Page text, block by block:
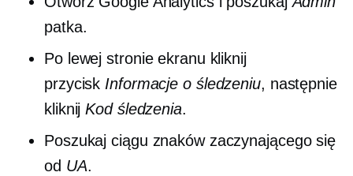
patka.
Po lewej stronie ekranu kliknij
przyciskInformacje o śledzeniu, następnie
kliknijKod śledzenia.
Poszukaj ciągu znaków zaczynającego się
od UA.